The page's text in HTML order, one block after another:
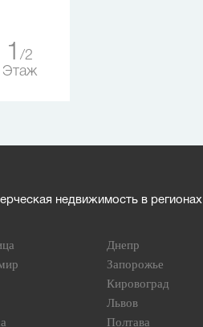
1
2
Этаж
недвижимость в регионах
Днепр
Запорожье
Кировоград
Львов
Полтава